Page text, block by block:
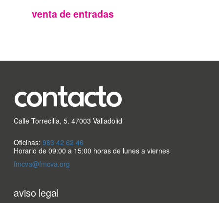
FMC
venta de entradas
contacto
Calle Torrecilla, 5. 47003 Valladolid
Oficinas: 983 42 62 46
Horario de 09:00 a 15:00 horas de lunes a viernes
fmcva@fmcva.org
Menu
aviso legal